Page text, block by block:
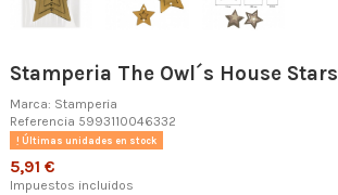
Stamperia The Owl´s House Stars
Marca: Stamperia
Referencia 5993110046332
Últimas unidades en stock
5,91 €
Impuestos incluidos